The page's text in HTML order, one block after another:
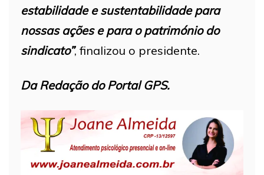
estabilidade e sustentabilidade para
nossas ações e para o património do
sindicato”, finalizou o presidente.
Da Redação do Portal GPS.